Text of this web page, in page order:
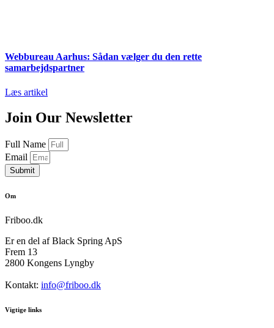
Webbureau Aarhus: Sådan vælger du den rette
samarbejdspartner
Læs artikel
Join Our Newsletter
Full Name
Email
Submit
Om
Friboo.dk
Er en del af Black Spring ApS
Frem 13
2800 Kongens Lyngby
Kontakt: info@friboo.dk
Vigtige links